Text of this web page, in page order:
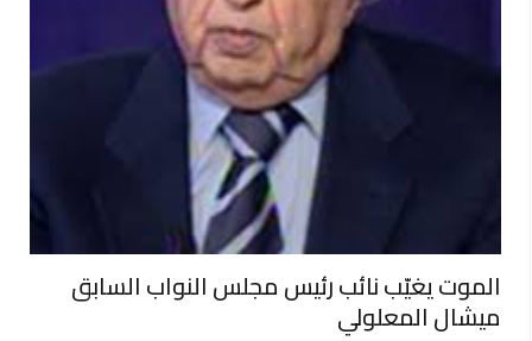
الموت يغيّب نائب رئيس مجلس النواب السابق
ميشال المعلولي